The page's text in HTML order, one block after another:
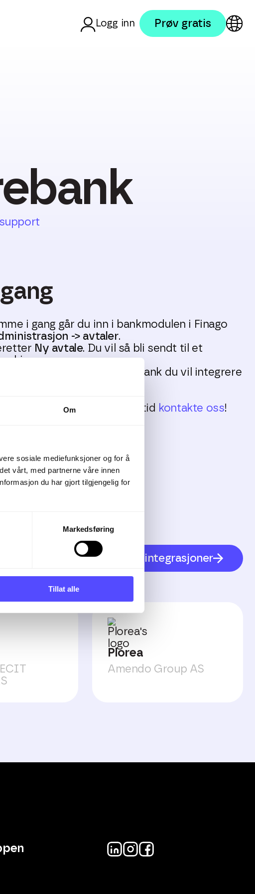
Om
sosiale mediefunksjoner og for å
vårt, med partnerne våre innen
du har gjort tilgjengelig for
Markedsføring
Tillat alle
Logg inn Prøv gratis
i gang går du inn i bankmodulen i Finago
-> avtaler.
Ny avtale. Du vil så bli sendt til et
velger du ønsket bank du vil integrere
spørsmål til dette kan du alltid kontakte oss!
Se alle integrasjoner
Plorea
Amendo Group AS